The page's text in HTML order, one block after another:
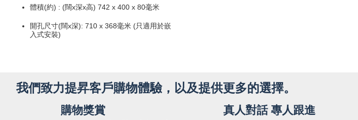
體積(約) : (闊x深x高) 742 x 400 x 80毫米
開孔尺寸(闊x深): 710 x 368毫米 (只適用於嵌
入式安裝)
我們致力提昇客戶購物體驗，以及提供更多的選擇。
購物獎賞 真人對話 專人跟進